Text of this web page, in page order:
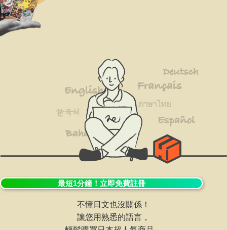
最短1分鐘！立即免費註冊
不懂日文也沒關係！
讓您用熟悉的語言，